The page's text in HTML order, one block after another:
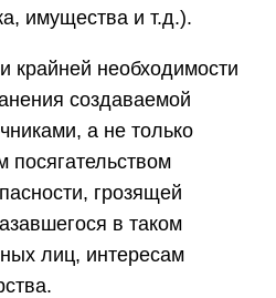
имущества и т.д.).
крайней необходимости
создаваемой
а не только
грозящей
в таком
лиц, интересам